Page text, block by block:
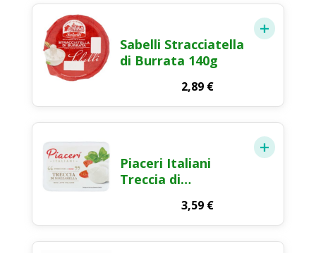
Sabelli Stracciatella
di Burrata 140g
2,89 €
Piaceri Italiani
Treccia di
Latte 200g3,59 €